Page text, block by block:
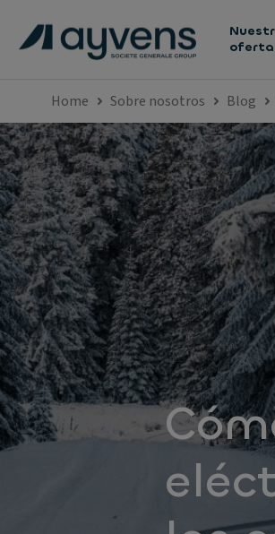
oferta
Home Sobre nosotros Blog